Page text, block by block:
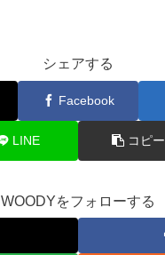
シェアする
Facebook
LINE コピー
WOODYをフォローする